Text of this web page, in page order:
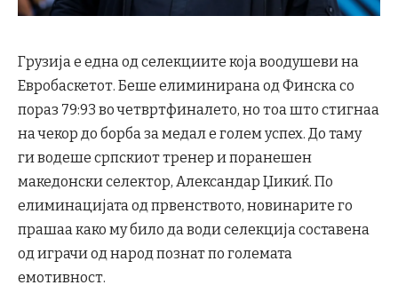
Грузија е една од селекциите која воодушеви на
Евробаскетот. Беше елиминирана од Финска со
пораз 79:93 во четвртфиналето, но тоа што стигнаа
на чекор до борба за медал е голем успех. До таму
ги водеше српскиот тренер и поранешен
македонски селектор, Александар Џикиќ. По
елиминацијата од првенството, новинарите го
прашаа како му било да води селекција составена
од играчи од народ познат по големата
емотивност.